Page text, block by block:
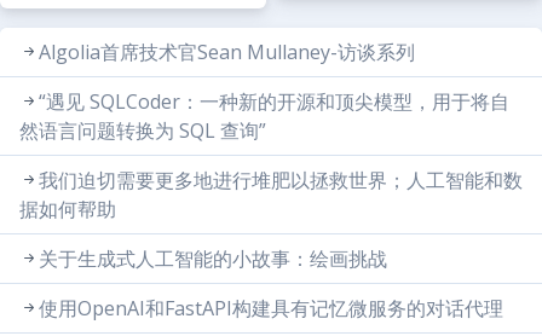
Algolia首席技术官Sean Mullaney-访谈系列
“遇见 SQLCoder：一种新的开源和顶尖模型，用于将自
然语言问题转换为 SQL 查询”
我们迫切需要更多地进行堆肥以拯救世界；人工智能和数
据如何帮助
关于生成式人工智能的小故事：绘画挑战
使用OpenAI和FastAPI构建具有记忆微服务的对话代理